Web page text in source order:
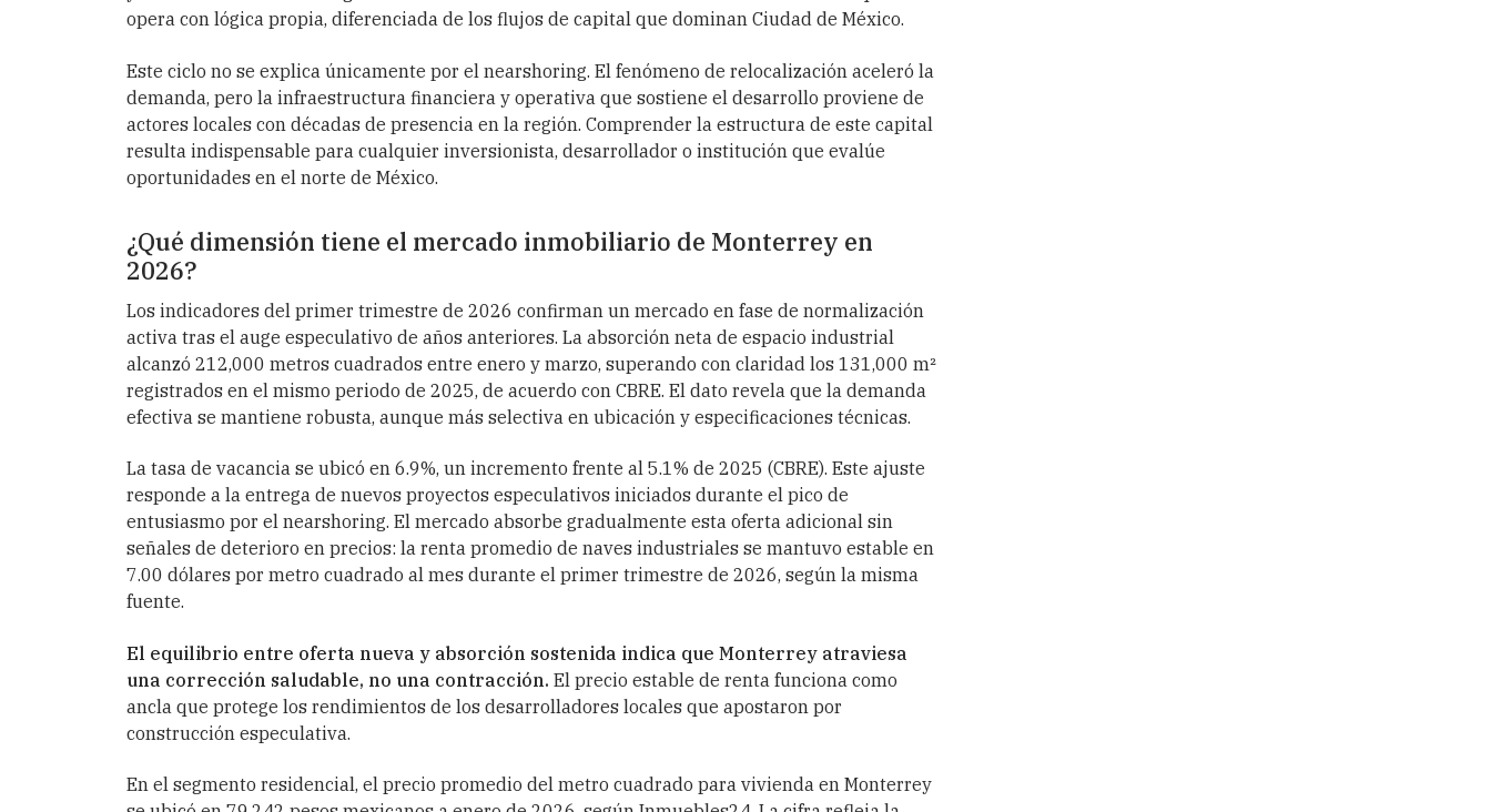
opera con lógica propia, diferenciada de los flujos de capital que dominan Ciudad de México.
Este ciclo no se explica únicamente por el nearshoring. El fenómeno de relocalización aceleró la
demanda, pero la infraestructura financiera y operativa que sostiene el desarrollo proviene de
actores locales con décadas de presencia en la región. Comprender la estructura de este capital
resulta indispensable para cualquier inversionista, desarrollador o institución que evalúe
oportunidades en el norte de México.
¿Qué dimensión tiene el mercado inmobiliario de Monterrey en
2026?
Los indicadores del primer trimestre de 2026 confirman un mercado en fase de normalización
activa tras el auge especulativo de años anteriores. La absorción neta de espacio industrial
alcanzó 212,000 metros cuadrados entre enero y marzo, superando con claridad los 131,000 m²
registrados en el mismo periodo de 2025, de acuerdo con CBRE. El dato revela que la demanda
efectiva se mantiene robusta, aunque más selectiva en ubicación y especificaciones técnicas.
La tasa de vacancia se ubicó en 6.9%, un incremento frente al 5.1% de 2025 (CBRE). Este ajuste
responde a la entrega de nuevos proyectos especulativos iniciados durante el pico de
entusiasmo por el nearshoring. El mercado absorbe gradualmente esta oferta adicional sin
señales de deterioro en precios: la renta promedio de naves industriales se mantuvo estable en
7.00 dólares por metro cuadrado al mes durante el primer trimestre de 2026, según la misma
fuente.
El equilibrio entre oferta nueva y absorción sostenida indica que Monterrey atraviesa
una corrección saludable, no una contracción. El precio estable de renta funciona como
ancla que protege los rendimientos de los desarrolladores locales que apostaron por
construcción especulativa.
En el segmento residencial, el precio promedio del metro cuadrado para vivienda en Monterrey